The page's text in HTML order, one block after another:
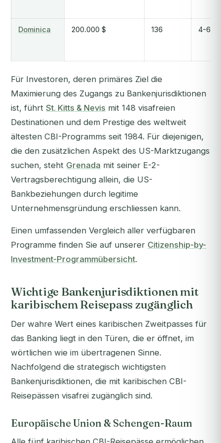
Dominica 200.000 $ 136 4-6
Für Investoren, deren primäres Ziel die
Maximierung des Zugangs zu Bankenjurisdiktionen
ist, führt St. Kitts & Nevis mit 148 visafreien
Destinationen und dem Prestige des weltweit
ältesten CBI-Programms seit 1984. Für diejenigen,
die den zusätzlichen Aspekt des US-Marktzugangs
suchen, steht Grenada mit seiner E-2-
Vertragsberechtigung allein, die US-
Bankbeziehungen durch legitime
Unternehmensgründung erschliessen kann.
Einen umfassenden Vergleich aller verfügbaren
Programme finden Sie auf unserer Citizenship-by-
Investment-Programmübersicht.
Wichtige Bankenjurisdiktionen mit
karibischem Reisepass zugänglich
Der wahre Wert eines karibischen Zweitpasses für
das Banking liegt in den Türen, die er öffnet, im
wörtlichen wie im übertragenen Sinne.
Nachfolgend die strategisch wichtigsten
Bankenjurisdiktionen, die mit karibischen CBI-
Reisepässen visafrei zugänglich sind.
Europäische Union & Schengen-Raum